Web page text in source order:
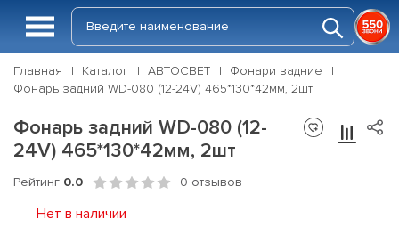
Главная Каталог АВТОСВЕТ
Фонари задние
Фонарь задний WD-080 (12-24V) 465*130*42мм, 2шт
Фонарь задний WD-080 (12-
24V) 465*130*42мм, 2шт
Рейтинг 0.0 0 отзывов
Нет в наличии